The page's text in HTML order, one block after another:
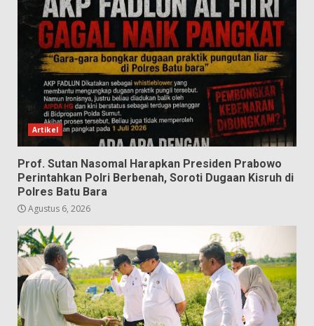
Artikel
Prof. Sutan Nasomal Harapkan Presiden Prabowo
Perintahkan Polri Berbenah, Soroti Dugaan Kisruh di
Polres Batu Bara
Agustus 6, 2026